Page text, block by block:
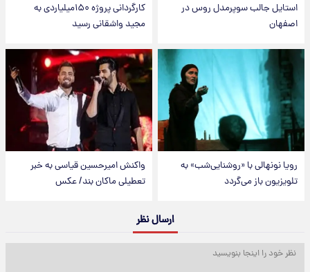
استایل جالب سوپرمدل روس در
اصفهان
کارگردانی پروژه ۱۵۰میلیاردی به
مجید واشقانی رسید
رویا نونهالی با «روشنایی‌شب» به
تلویزیون باز می‌گردد
واکنش امیرحسین قیاسی به خبر
تعطیلی ماکان بند/ عکس
ارسال نظر